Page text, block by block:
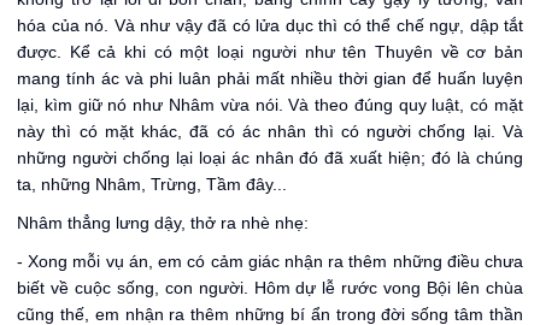
hóa của nó. Và như vậy đã có lửa dục thì có thể chế ngự, dập tắt
được. Kể cả khi có một loại người như tên Thuyên về cơ bản
mang tính ác và phi luân phải mất nhiều thời gian để huấn luyện
lại, kìm giữ nó như Nhâm vừa nói. Và theo đúng quy luật, có mặt
này thì có mặt khác, đã có ác nhân thì có người chống lại. Và
những người chống lại loại ác nhân đó đã xuất hiện; đó là chúng
ta, những Nhâm, Trừng, Tầm đây...
Nhâm thẳng lưng dậy, thở ra nhè nhẹ:
- Xong mỗi vụ án, em có cảm giác nhận ra thêm những điều chưa
biết về cuộc sống, con người. Hôm dự lễ rước vong Bội lên chùa
cũng thế, em nhận ra thêm những bí ẩn trong đời sống tâm thần